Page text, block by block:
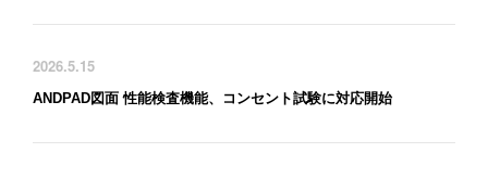
2026.5.15
ANDPAD図面 性能検査機能、コンセント試験に対応開始